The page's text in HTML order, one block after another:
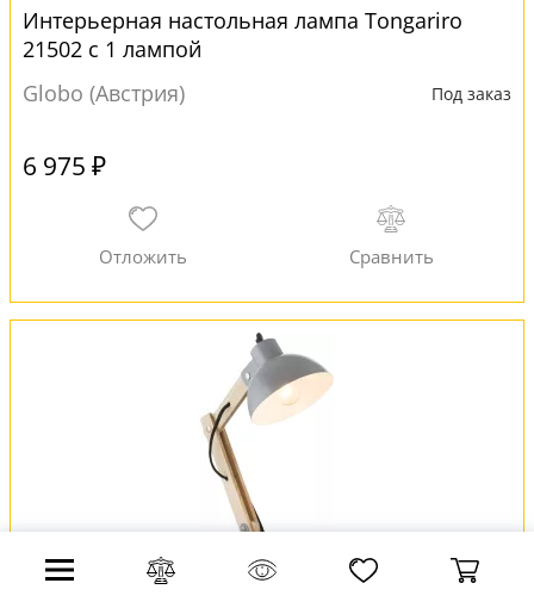
Интерьерная настольная лампа Tongariro
21502 с 1 лампой
Globo (Австрия)
Под заказ
6 975 ₽